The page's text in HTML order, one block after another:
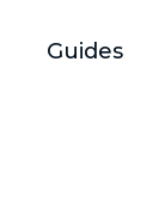
Guides